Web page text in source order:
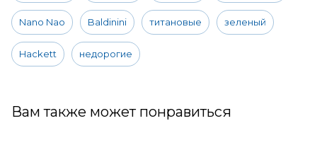
Nano Nao Baldinini титановые зеленый
Hackett недорогие
Вам также может понравиться